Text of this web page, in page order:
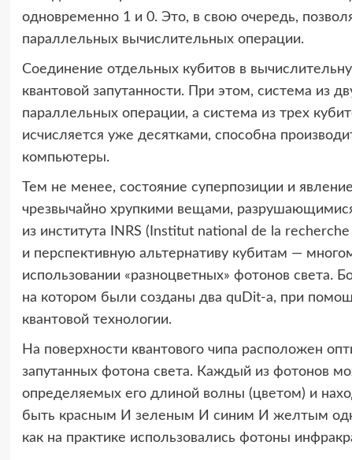
одновременно 1 и 0. Это, в свою очередь,
параллельных вычислительных операции.
Соединение отдельных кубитов в
квантовой запутанности. При этом, система из
параллельных операции, а система из трех
исчисляется уже десятками, способна
компьютеры.
Тем не менее, состояние суперпозиции и
чрезвычайно хрупкими вещами,
из института INRS (Institut national de la
и перспективную альтернативу кубитам —
использовании «разноцветных» фотонов света.
на котором были созданы два quDit-а, при
квантовой технологии.
На поверхности квантового чипа расположен
запутанных фотона света. Каждый из фотонов
определяемых его длиной волны (цветом) и
быть красным И зеленым И синим И желтым
как на практике использовались фотоны